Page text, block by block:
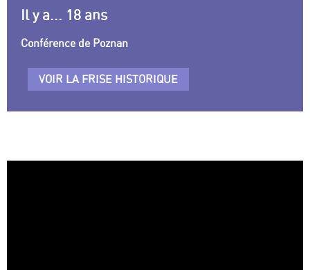
Il y a... 18 ans
Conférence de Poznan
VOIR LA FRISE HISTORIQUE